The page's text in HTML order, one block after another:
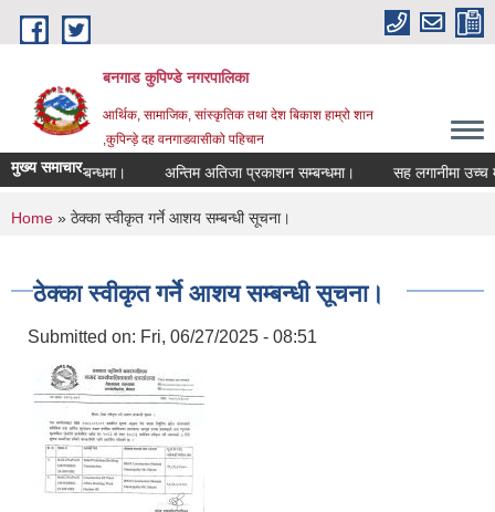
Skip to main content
बनगाड कुपिण्डे नगरपालिका
आर्थिक, सामाजिक, सांस्कृतिक तथा देश बिकाश हाम्रो शान
,कुपिन्ड़े दह वनगाडवासीको पहिचान
मुख्य समाचार
गरिएको सम्बन्धमा। अन्तिम अतिजा प्रकाशन सम्बन्धमा। सह लगानीमा उच्च मूल्य
You are here
Home » ठेक्का स्वीकृत गर्ने आशय सम्बन्धी सूचना।
ठेक्का स्वीकृत गर्ने आशय सम्बन्धी सूचना।
Submitted on: Fri, 06/27/2025 - 08:51